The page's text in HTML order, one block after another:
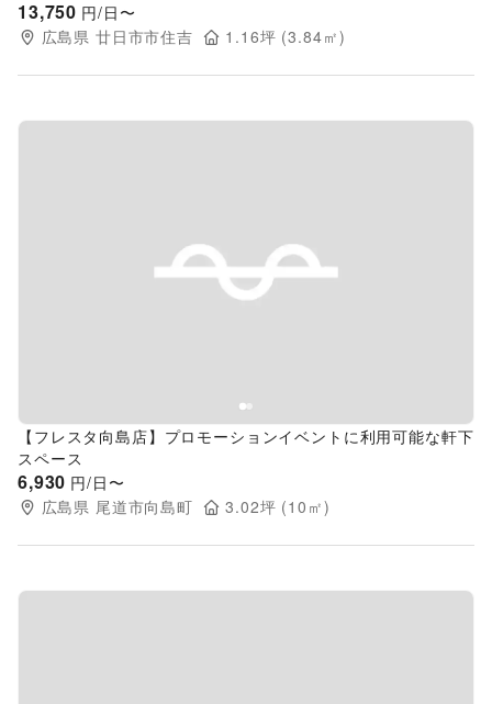
13,750 円/日〜
広島県 廿日市市住吉 1.16坪 (3.84㎡)
Previous slide
【フレスタ向島店】プロモーションイベントに利用可能な軒下
スペース
6,930 円/日〜
広島県 尾道市向島町 3.02坪 (10 ㎡)